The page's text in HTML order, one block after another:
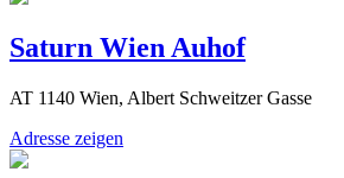
Saturn Wien Auhof
AT 1140 Wien, Albert Schweitzer Gasse
Adresse zeigen